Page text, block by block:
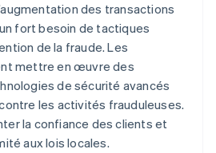
des transactions
fort besoin de tactiques
de la fraude. Les
mettre en œuvre des
de sécurité avancés
les activités frauduleuses.
la confiance des clients et
aux lois locales.